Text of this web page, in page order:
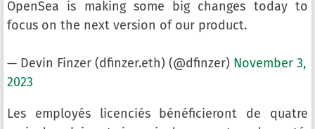
OpenSea is making some big changes today to
focus on the next version of our product.
— Devin Finzer (dfinzer.eth) (@dfinzer) November 3,
2023
Les employés licenciés bénéficieront de quatre